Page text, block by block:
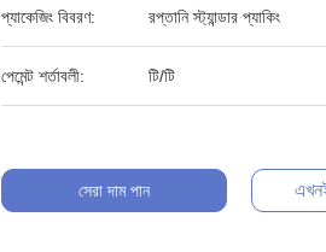
প্যাকেজিং বিবরণ: রপ্তানি স্ট্যান্ডার প্যাকিং
পেমেন্ট শর্তাবলী: টি/টি
সেরা দাম পান